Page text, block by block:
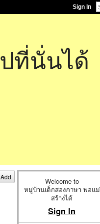
Sign In
ที่นั่นได้
Add
Welcome to
หมู่บ้านเด็กสองภาษา พ่อแม่
สร้างได้
Sign In